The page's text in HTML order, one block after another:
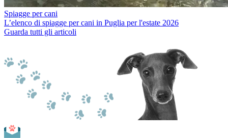
Spiagge per cani
L’elenco di spiagge per cani in Puglia per l'estate 2026
Guarda tutti gli articoli